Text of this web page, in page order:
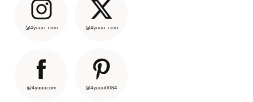
@4yuuu_com @4yuuu_com
@4yuuucom @4yuuu0084